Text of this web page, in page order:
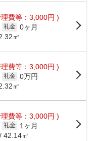
費等：3,000円 )
礼金 0ヶ月
㎡
費等：3,000円 )
礼金 0万円
㎡
費等：3,000円 )
礼金
1ヶ月
42.14㎡